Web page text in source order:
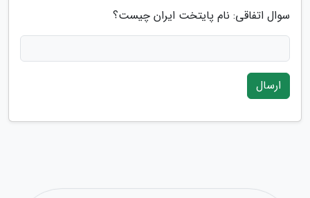
سوال اتفاقی: نام پایتخت ایران چیست؟
ارسال